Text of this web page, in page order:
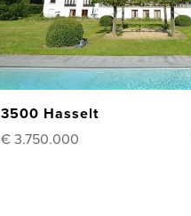
3500 Hasselt
€ 3.750.000